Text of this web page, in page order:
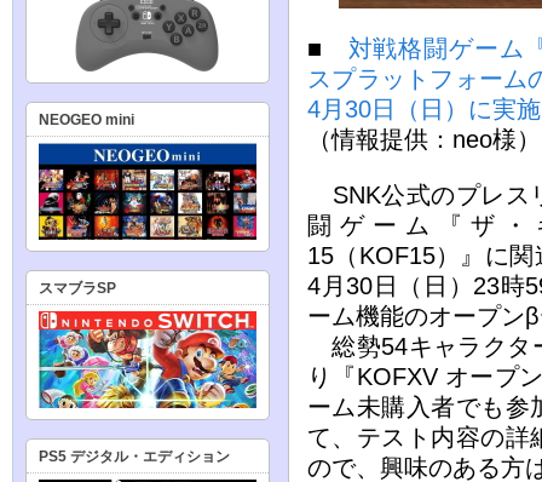
■ 対戦格闘ゲーム
スプラットフォーム
4月30日（日）に実施
（情報提供：neo様）
SNK公式のプレス
闘ゲーム『ザ
15（KOF15）』に
4月30日（日）23時
ーム機能のオープン
総勢54キャラクタ
り『KOFXV オープ
ーム未購入者でも参
て、テスト内容の詳
ので、興味のある方
NEOGEO mini
スマブラSP
PS5 デジタル・エディション